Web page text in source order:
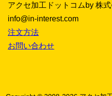
アクセ加工ドットコムby 株
info@in-interest.com
注文方法
お問い合わせ